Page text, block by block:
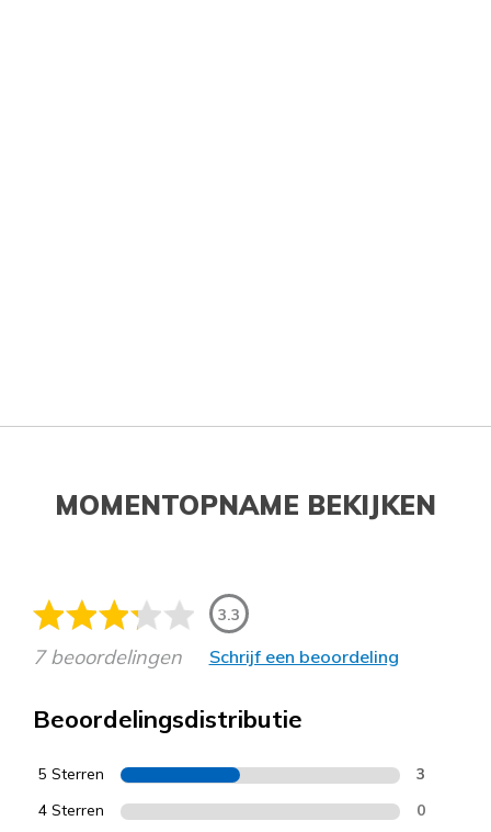
MOMENTOPNAME BEKIJKEN
3.3
7 beoordelingen Schrijf een beoordeling
Beoordelingsdistributie
5 Sterren 3
4 Sterren 0